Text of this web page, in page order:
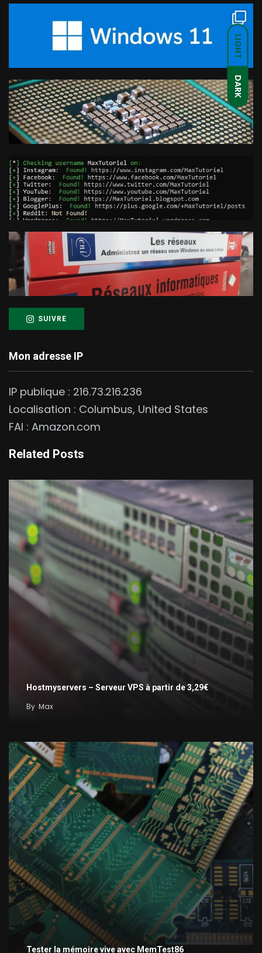
LIGHT
DARK
SUIVRE
Mon adresse IP
IP publique : 216.73.216.236
Localisation : Columbus, United States
FAI : Amazon.com
Related Posts
Hostmyservers – Serveur VPS à partir de 3,29€
By Max
Tester la mémoire vive avec MemTest86